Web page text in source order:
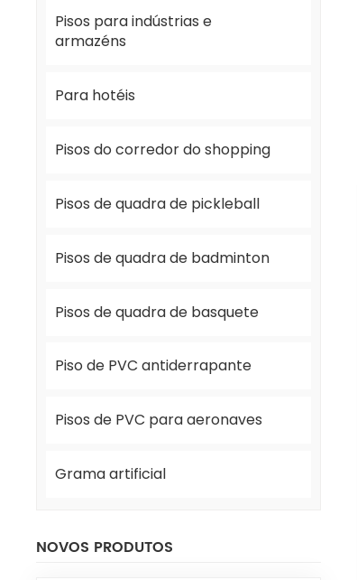
Pisos para indústrias e
armazéns
Para hotéis
Pisos do corredor do shopping
Pisos de quadra de pickleball
Pisos de quadra de badminton
Pisos de quadra de basquete
Piso de PVC antiderrapante
Pisos de PVC para aeronaves
Grama artificial
NOVOS PRODUTOS